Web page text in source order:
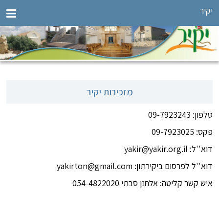
יקיר
מזכירות יקיר
טלפון: 09-7923243
פקס: 09-7923025
דוא''ל: yakir@yakir.org.il
דוא''ל לפרסום ביקירתון: yakirton@gmail.com
איש קשר קליטה: אלחנן סבתי 054-4822020